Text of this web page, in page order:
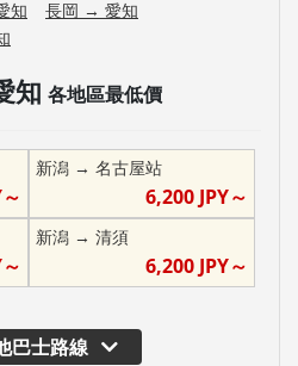
知 長岡 → 愛知
知 各地區最低價
新潟→ 名古屋站
6,200 JPY～
新潟→ 清須
6,200 JPY～
巴士路線